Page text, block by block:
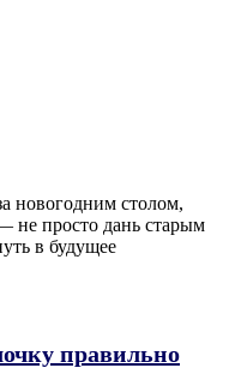
новогодним столом,
не просто дань старым
в будущее
правильно